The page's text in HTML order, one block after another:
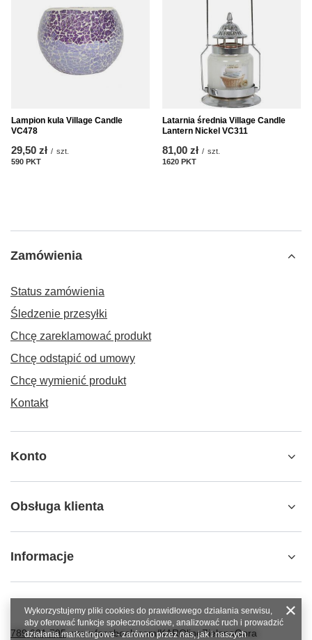
Lampion kula Village Candle
VC478
29,50 zł / szt.
590 PKT
Latarnia średnia Village Candle
Lantern Nickel VC311
81,00 zł / szt.
1620 PKT
Zamówienia
Status zamówienia
Śledzenie przesyłki
Chcę zareklamować produkt
Chcę odstąpić od umowy
Chcę wymienić produkt
Kontakt
Konto
Obsługa klienta
Informacje
789 221 795 www.facebook.com/KAROlineZielonaGora
Wykorzystujemy pliki cookies do prawidłowego działania serwisu,
aby oferować funkcje społecznościowe, analizować ruch i prowadzić
działania marketingowe - zarówno przez nas, jak i naszych